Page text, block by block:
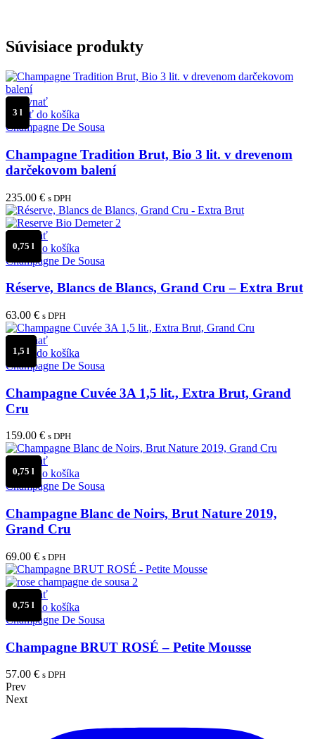
Súvisiace produkty
Porovnať
Pridať do košíka
Champagne De Sousa
Champagne Tradition Brut, Bio 3 lit. v drevenom
darčekovom balení
235.00 € s DPH
3 l
Porovnať
Pridať do košíka
Champagne De Sousa
Réserve, Blancs de Blancs, Grand Cru – Extra Brut
63.00 € s DPH
0,75 l
Porovnať
Pridať do košíka
Champagne De Sousa
Champagne Cuvée 3A 1,5 lit., Extra Brut, Grand
Cru
159.00 € s DPH
1,5 l
Porovnať
Pridať do košíka
Champagne De Sousa
Champagne Blanc de Noirs, Brut Nature 2019,
Grand Cru
69.00 € s DPH
0,75 l
Porovnať
Pridať do košíka
Champagne De Sousa
Champagne BRUT ROSÉ – Petite Mousse
57.00 € s DPH
0,75 l
Prev
Next